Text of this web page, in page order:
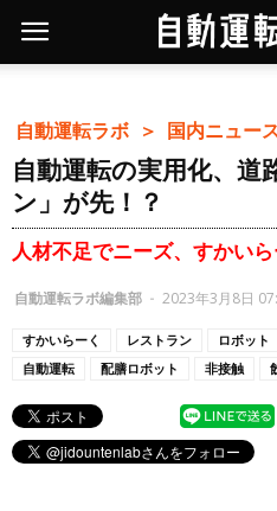
自動運転ラボ ＞ 国内ニュー
自動運転の実用化、道
ン」が先！？
人材不足でニーズ、すかい
自動運転ラボ編集部 - 2023年3月8日
すかいらーく レストラン ロボット
自動運転
配膳ロボット 非接触